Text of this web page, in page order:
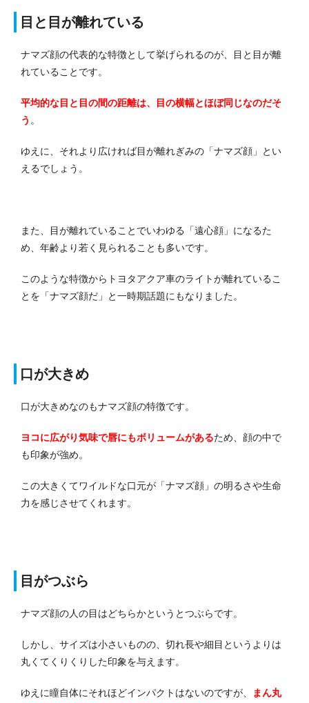
目と目が離れている
ナマズ顔の代表的な特徴として挙げられるのが、目と目が離
れていることです。
平均的な目と目の間の距離は、目の横幅とほぼ同じなのだそ
う 。
ゆえに、それより広ければ目が離れぎみの「ナマズ顔」とい
えるでしょう。
また、目が離れていることでいわゆる「遠心顔」になるた
め、年齢より若く見られることも多いです。
このような特徴からトヨタアクア車のライトが離れているこ
とを「ナマズ顔だ」と一時期話題にもなりました。
口が大きめ
口が大きめなのもナマズ顔の特徴です。
ヨコに広がり気味で唇にもボリュームがあるため、顔の中で
も印象が強め。
この大きくてワイルドな口元が「ナマズ顔」の明るさや生命
力を感じさせてくれます。
目がつぶら
ナマズ顔の人の目はどちらかというとつぶらです。
しかし、サイズは小さいものの、切れ長や細目というよりは
丸くてくりくりした印象を与えます。
ゆえに瞳自体にそれほどインパクトはないのですが、
まん丸